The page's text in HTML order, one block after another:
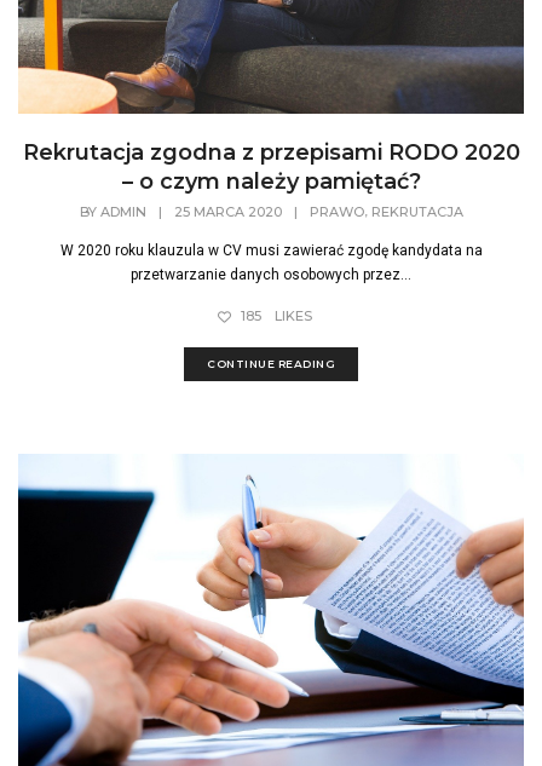
Rekrutacja zgodna z przepisami RODO 2020
– o czym należy pamiętać?
BY ADMIN | 25 MARCA 2020 | PRAWO, REKRUTACJA
W 2020 roku klauzula w CV musi zawierać zgodę kandydata na
przetwarzanie danych osobowych przez...
185 LIKES
CONTINUE READING